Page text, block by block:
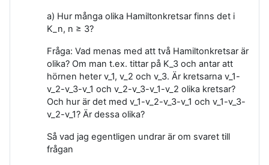
a) Hur många olika Hamiltonkretsar finns det i
K_n, n ≥ 3?
Fråga: Vad menas med att två Hamiltonkretsar är
olika? Om man t.ex. tittar på K_3 och antar att
hörnen heter v_1, v_2 och v_3. Är kretsarna v_1-
v_2-v_3-v_1 och v_2-v_3-v_1-v_2 olika kretsar?
Och hur är det med v_1-v_2-v_3-v_1 och v_1-v_3-
v_2-v_1? Är dessa olika?
Så vad jag egentligen undrar är om svaret till
frågan